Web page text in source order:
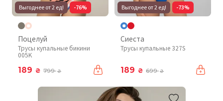
Выгоднее от 2 ед! -76%
Поцелуй
Трусы купальные бикини
005K
189 ₴ 799₴
Выгоднее от 2 ед! -73%
Сиеста
Трусы купальные 327S
189 ₴ 699₴